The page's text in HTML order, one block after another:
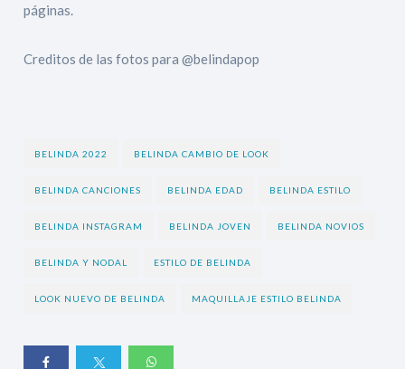
páginas.
Creditos de las fotos para @belindapop
BELINDA 2022 BELINDA CAMBIO DE LOOK
BELINDA CANCIONES BELINDA EDAD BELINDA ESTILO
BELINDA INSTAGRAM BELINDA JOVEN BELINDA NOVIOS
BELINDA Y NODAL ESTILO DE BELINDA
LOOK NUEVO DE BELINDA MAQUILLAJE ESTILO BELINDA